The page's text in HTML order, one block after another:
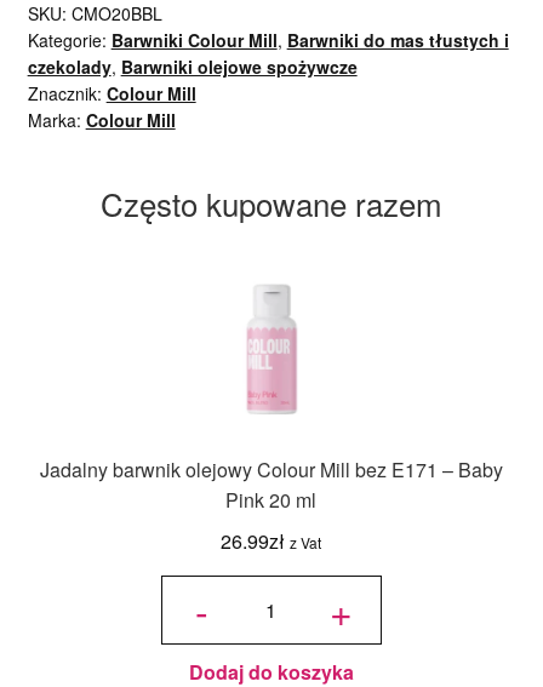
SKU: CMO20BBL
Kategorie: Barwniki Colour Mill, Barwniki do mas tłustych i
czekolady, Barwniki olejowe spożywcze
Znacznik: Colour Mill
Marka: Colour Mill
Często kupowane razem
Jadalny barwnik olejowy Colour Mill bez E171 – Baby
Pink 20 ml
26.99zł z Vat
-
ilość
olejowy
Colour
E171 -
Baby
ml
+
Dodaj do koszyka